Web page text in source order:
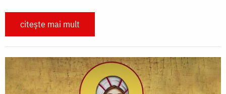
citește mai mult